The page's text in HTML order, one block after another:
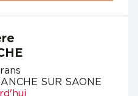
SUR SAONE